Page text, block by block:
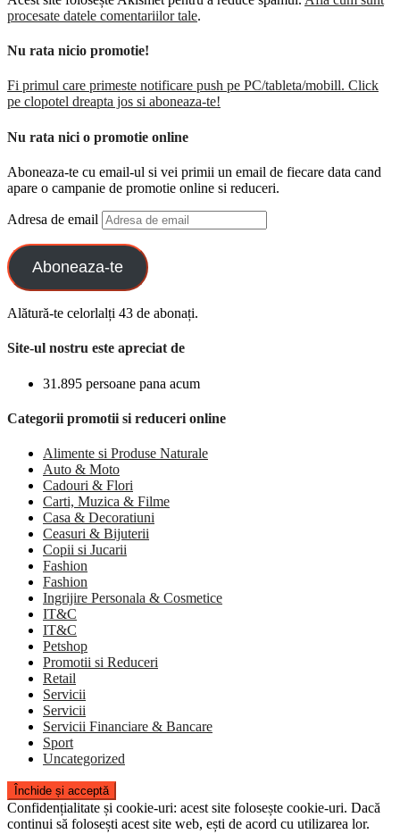
procesate datele comentariilor tale.
Nu rata nicio promotie!
Fi primul care primeste notificare push pe PC/tableta/mobill. Click
pe clopotel dreapta jos si aboneaza-te!
Nu rata nici o promotie online
Aboneaza-te cu email-ul si vei primii un email de fiecare data cand
apare o campanie de promotie online si reduceri.
Adresa de email
Aboneaza-te
Alătură-te celorlalți 43 de abonați.
Site-ul nostru este apreciat de
31.895 persoane pana acum
Categorii promotii si reduceri online
Alimente si Produse Naturale
Auto & Moto
Cadouri & Flori
Carti, Muzica & Filme
Casa & Decoratiuni
Ceasuri & Bijuterii
Copii si Jucarii
Fashion
Fashion
Ingrijire Personala & Cosmetice
IT&C
IT&C
Petshop
Promotii si Reduceri
Retail
Servicii
Servicii
Servicii Financiare & Bancare
Sport
Uncategorized
Confidențialitate și cookie-uri: acest site folosește cookie-uri. Dacă
continui să folosești acest site web, ești de acord cu utilizarea lor.